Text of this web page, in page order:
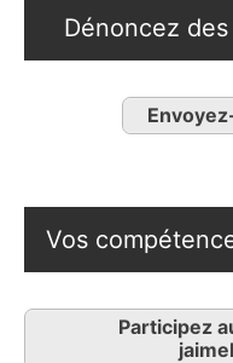
Dénoncez
Vos
Participez